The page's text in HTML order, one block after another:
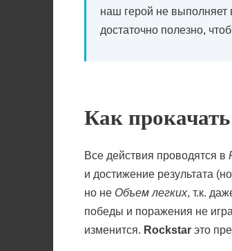
наш герой не выполняет
достаточно полезно,
Как
Все действия проводятся в
и достижение результата
но не Объем легких, т.к.
победы и поражения не
изменится. Rockstar это